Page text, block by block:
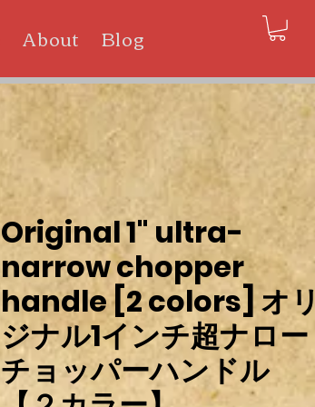
About Blog
Original 1" ultra-
narrow chopper
handle [2 colors] オリ
ジナル1インチ超ナロー
チョッパーハンドル